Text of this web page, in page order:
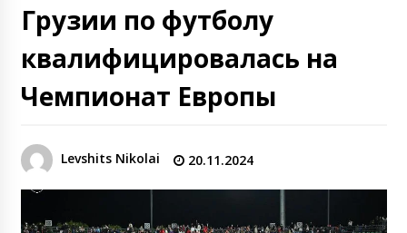
Грузии по футболу
квалифицировалась на
Чемпионат Европы
Levshits Nikolai 20.11.2024